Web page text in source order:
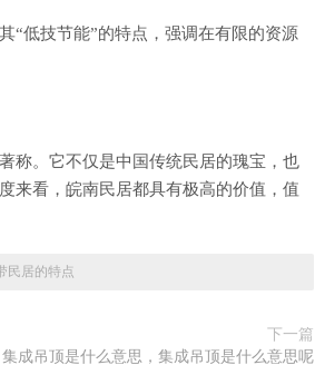
“低技节能”的特点，强调在有限的资源
称。它不仅是中国传统民居的瑰宝，也
来看，皖南民居都具有极高的价值，值
民居的特点
下一篇
集成吊顶是什么意思，集成吊顶是什么意思呢